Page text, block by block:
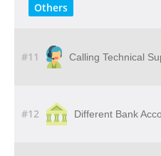
Others
#11 Calling Technical
#12 Different Bank